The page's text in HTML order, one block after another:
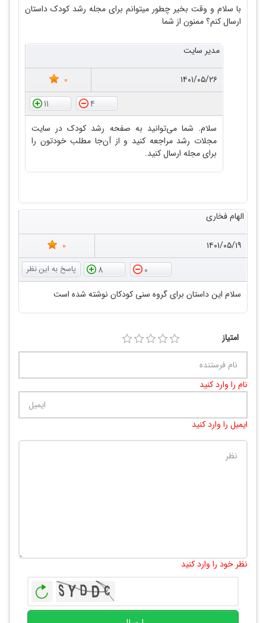
با سلام و وقت بخیر چطور میتوانم برای مجله رشد کودک داستان
ارسال کنم؟ ممنون از شما
مدیر سایت
۱۴۰۱/۰۵/۲۶
0
4
11
سلام. شما می‌توانید به صفحه رشد کودک در سایت
مجلات رشد مراجعه کنید و از آن‌جا مطلب خودتون را
برای مجله ارسال کنید.
الهام فخاری
۱۴۰۱/۰۵/۱۹
0
0
8
سلام این داستان برای گروه سنی کودکان نوشته شده است
امتیاز
نام را وارد کنید
ایمیل را وارد کنید
نظر خود را وارد کنید